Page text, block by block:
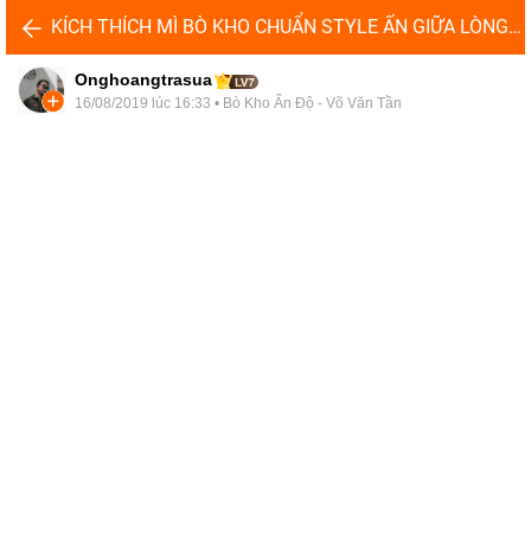
KÍCH THÍCH MÌ BÒ KHO CHUẨN STYLE ẤN GIỮA LÒNG SÀI GÒN
Onghoangtrasua
16/08/2019 lúc 16:33 • Bò Kho Ấn Độ - Võ Văn Tần